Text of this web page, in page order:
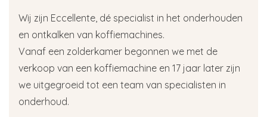
Wij zijn Eccellente, dé specialist in het onderhouden
en ontkalken van koffiemachines.
Vanaf een zolderkamer begonnen we met de
verkoop van een koffiemachine en 17 jaar later zijn
we uitgegroeid tot een team van specialisten in
onderhoud.